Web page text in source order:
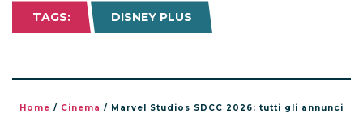
TAGS: DISNEY PLUS
Home / Cinema / Marvel Studios SDCC 2026: tutti gli annunci